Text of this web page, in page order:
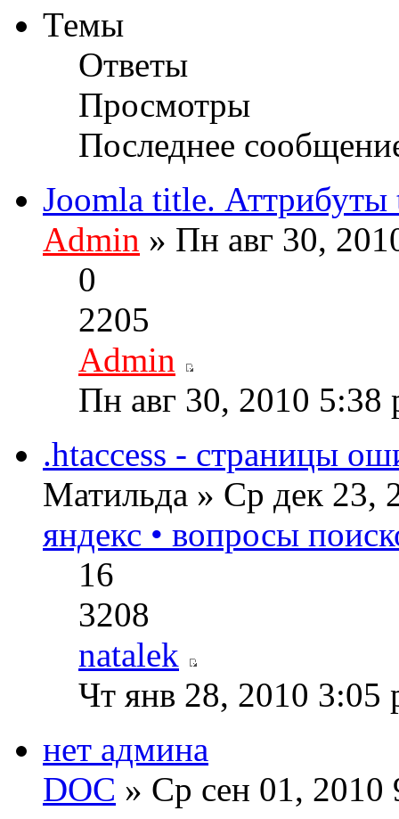
Темы
Ответы
Просмотры
Последнее
Joomla title.
Admin » Пн авг 30,
0
2205
Admin
Пн авг 30, 2010 5:38
.htaccess - страницы
Матильда » Ср дек 23,
яндекс • вопросы
16
3208
natalek
Чт янв 28, 2010 3:05
нет админа
DOC » Ср сен 01,